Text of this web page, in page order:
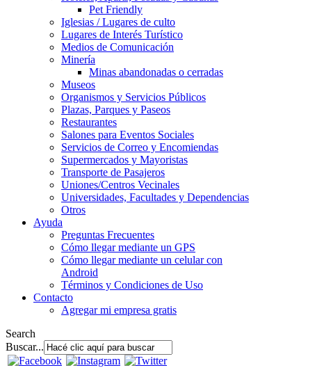
Pet Friendly
Iglesias / Lugares de culto
Lugares de Interés Turístico
Medios de Comunicación
Minería
Minas abandonadas o cerradas
Museos
Organismos y Servicios Públicos
Plazas, Parques y Paseos
Restaurantes
Salones para Eventos Sociales
Servicios de Correo y Encomiendas
Supermercados y Mayoristas
Transporte de Pasajeros
Uniones/Centros Vecinales
Universidades, Facultades y Dependencias
Otros
Ayuda
Preguntas Frecuentes
Cómo llegar mediante un GPS
Cómo llegar mediante un celular con
Android
Términos y Condiciones de Uso
Contacto
Agregar mi empresa gratis
Search
Buscar...